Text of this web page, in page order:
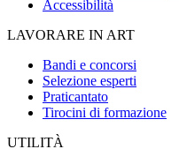
Accessibilità
LAVORARE IN ART
Bandi e concorsi
Selezione esperti
Praticantato
Tirocini di formazione
UTILITÀ